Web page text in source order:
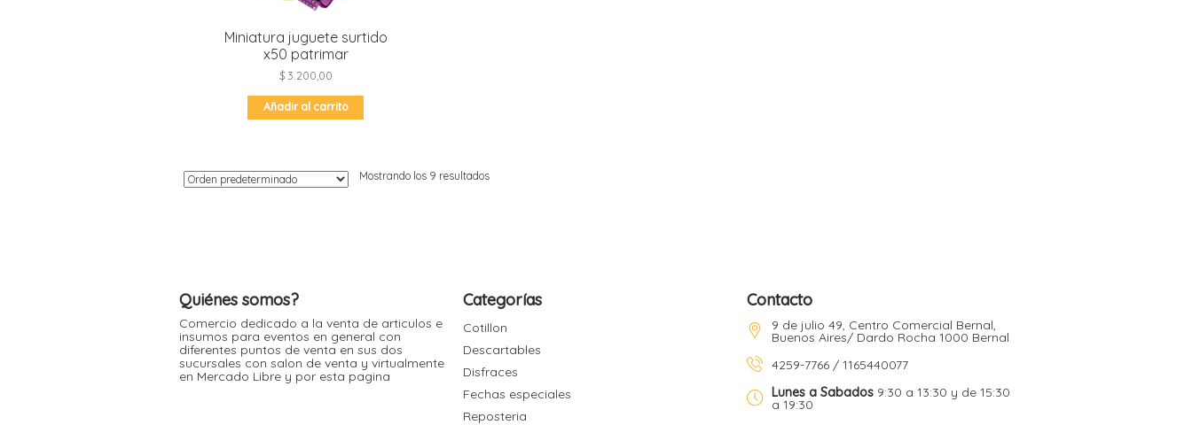
Miniatura juguete surtido
x50 patrimar
$3.200,00
Añadir al carrito
Mostrando los 9 resultados
Quiénes somos?
Comercio dedicado a la venta de articulos e
insumos para eventos en general con
diferentes puntos de venta en sus dos
sucursales con salon de venta y virtualmente
en Mercado Libre y por esta pagina
Categorías
Cotillon
Descartables
Disfraces
Fechas especiales
Reposteria
Contacto
9 de julio 49, Centro Comercial Bernal,
Buenos Aires/ Dardo Rocha 1000 Bernal
4259-7766 / 1165440077
Lunes a Sabados9:30 a 13:30 y de 15:30
a 19:30